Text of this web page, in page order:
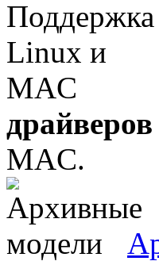
MAC.